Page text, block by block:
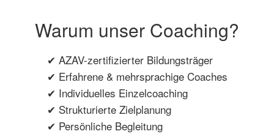
Warum unser Coaching?
✔ AZAV-zertifizierter Bildungsträger
✔ Erfahrene & mehrsprachige Coaches
✔ Individuelles Einzelcoaching
✔ Strukturierte Zielplanung
✔ Persönliche Begleitung